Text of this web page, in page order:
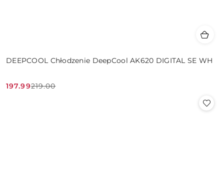
DEEPCOOL Chłodzenie DeepCool AK620 DIGITAL SE WH
Cena
197.99
Cena
219.00